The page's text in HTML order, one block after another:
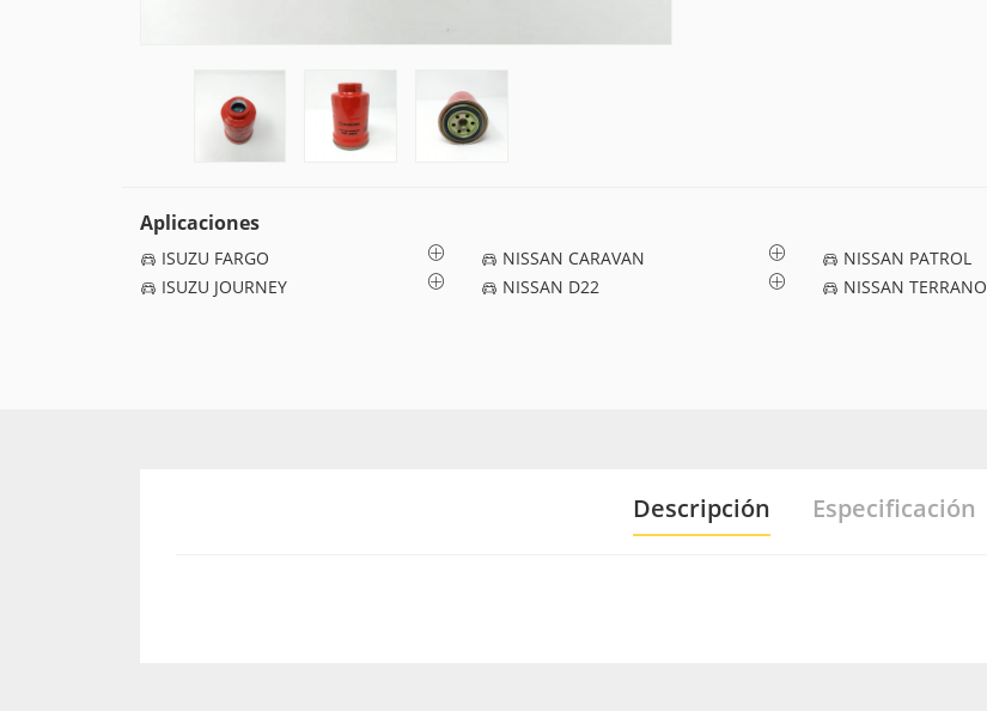
Aplicaciones
ISUZU FARGO
ISUZU JOURNEY
NISSAN CARAVAN
NISSAN D22
NISSAN PATROL
NISSAN TERRANO
Descripción Especificación